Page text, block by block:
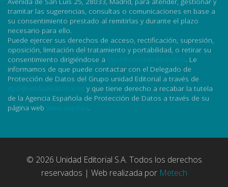
tramitar las sugerencias, consultas o comunicaciones en base a
su consentimiento prestado al remitirlas y durante el plazo
necesario para ello.
Puede ejercer sus derechos de acceso, rectificación, supresión,
oposición, limitación del tratamiento y portabilidad, o retirar su
consentimiento dirigiéndose a
. Le
informamos de que puede contactar con el Delegado de
Protección de Datos del Grupo unidad Editorial a través de
y que tiene derecho a recabar la tutela
de la Agencia Española de Protección de Datos a través de su
página web
© 2026 Unidad Editorial S.A. Todos los derechos
reservados | Web realizada por Metech